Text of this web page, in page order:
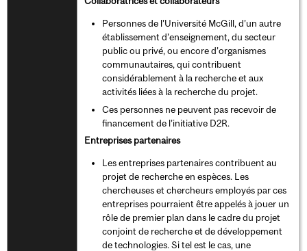
Personnes de l’Université McGill, d’un autre
établissement d’enseignement, du secteur
public ou privé, ou encore d’organismes
communautaires, qui contribuent
considérablement à la recherche et aux
activités liées à la recherche du projet.
Ces personnes ne peuvent pas recevoir de
financement de l’initiative D2R.
Entreprises partenaires
Les entreprises partenaires contribuent au
projet de recherche en espèces. Les
chercheuses et chercheurs employés par ces
entreprises pourraient être appelés à jouer un
rôle de premier plan dans le cadre du projet
conjoint de recherche et de développement
de technologies. Si tel est le cas, une